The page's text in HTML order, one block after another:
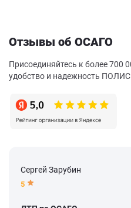
Отзывы об ОСАГО
Присоединяйтесь к более 700
удобство и надежность ПОЛИС
Сергей Зарубин
5